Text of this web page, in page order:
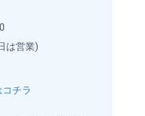
は営業)
チラ